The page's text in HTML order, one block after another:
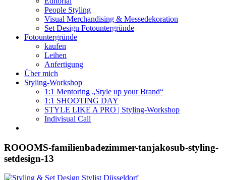
People Styling
Visual Merchandising & Messedekoration
Set Design Fotountergründe
Fotountergründe
kaufen
Leihen
Anfertigung
Über mich
Styling-Workshop
1:1 Mentoring „Style up your Brand“
1:1 SHOOTING DAY
STYLE LIKE A PRO | Styling-Workshop
Indivisual Call
ROOOMS-familienbadezimmer-tanjakosub-styling-
setdesign-13